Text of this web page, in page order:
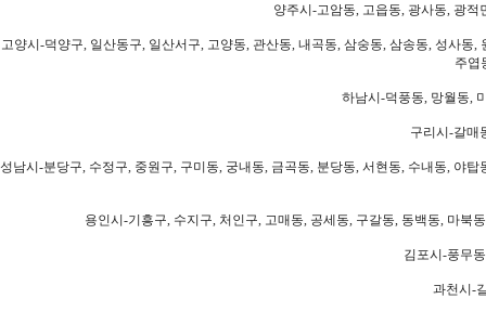
양주시-고암동, 고읍동, 광사동, 광
고양시-덕양구, 일산동구, 일산서구, 고양동, 관산동, 내곡동, 삼숭동, 삼송동, 성사
주엽
하남시-덕풍동, 망월동,
구리시-갈매
성남시-분당구, 수정구, 중원구, 구미동, 궁내동, 금곡동, 분당동, 서현동, 수내동, 야
용인시-기흥구, 수지구, 처인구, 고매동, 공세동, 구갈동, 동백동, 마북
김포시-풍무
과천시-